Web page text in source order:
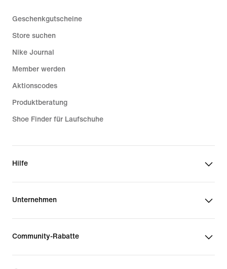
Geschenkgutscheine
Store suchen
Nike Journal
Member werden
Aktionscodes
Produktberatung
Shoe Finder für Laufschuhe
Hilfe
Unternehmen
Community-Rabatte